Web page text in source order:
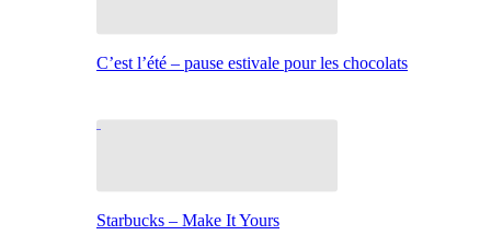
C’est l’été – pause estivale pour les chocolats
Starbucks – Make It Yours